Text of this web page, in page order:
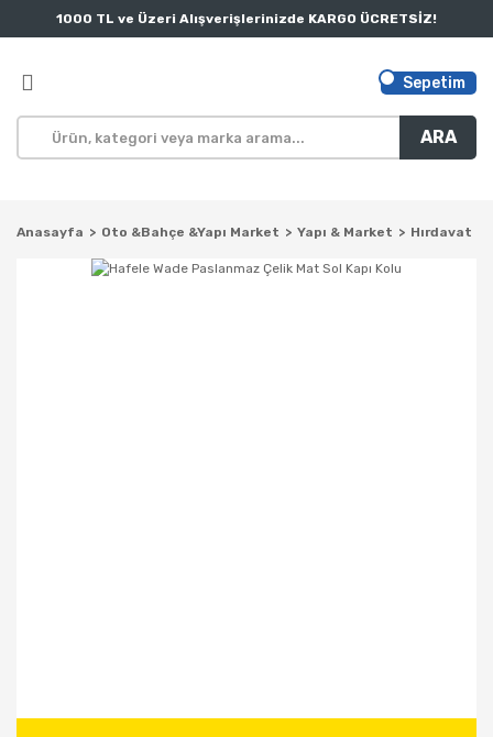
1000 TL ve Üzeri Alışverişlerinizde KARGO ÜCRETSİZ!
ARA
Sepetim
Anasayfa Oto &Bahçe &Yapı Market Yapı & Market Hırdavat